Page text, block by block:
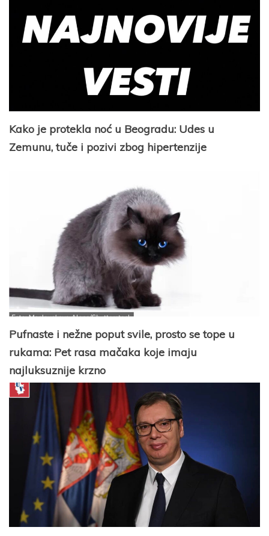
Kako je protekla noć u Beogradu: Udes u
Zemunu, tuče i pozivi zbog hipertenzije
Pufnaste i nežne poput svile, prosto se tope u
rukama: Pet rasa mačaka koje imaju
najluksuznije krzno